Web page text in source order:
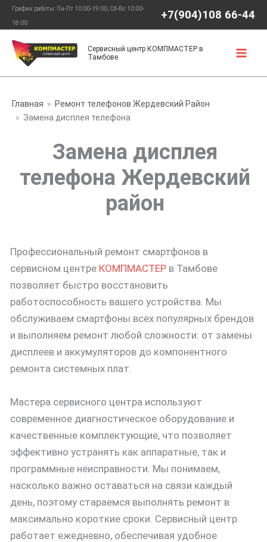
Перейти
содержимому
График работы: Пн-Пт 10:00-19:00, Сб-Вс 10:00-
18:00
+7(904)108 66-44
Сервисный центр КОМПМАСТЕР в
Тамбове
Главная
Ремонт телефонов Жердевский Район
Замена дисплея телефона
Замена дисплея
телефона Жердевский
район
Профессиональный ремонт смартфонов в
сервисном центре КОМПМАСТЕР в Тамбове
позволяет быстро восстановить
работоспособность вашего устройства. Мы
обслуживаем смартфоны всех популярных брендов
и выполняем ремонт любой сложности: от замены
дисплеев и аккумуляторов до компонентного
ремонта системных плат.
Мастера сервисного центра используют
современное диагностическое оборудование и
качественные комплектующие, что позволяет
эффективно устранять как аппаратные, так и
программные неисправности. Мы понимаем,
насколько важно оставаться на связи каждый
день, поэтому стараемся выполнять ремонт в
максимально короткие сроки. Сервисный центр
работает ежедневно, обеспечивая удобное